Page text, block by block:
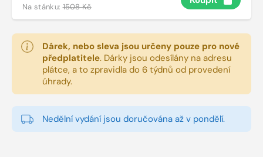
Na stánku:1508 Kč
Dárek, nebo sleva jsou určeny pouze pro nové
předplatitele. Dárky jsou odesílány na adresu
plátce, a to zpravidla do 6 týdnů od provedení
úhrady.
Nedělní vydání jsou doručována až v pondělí.